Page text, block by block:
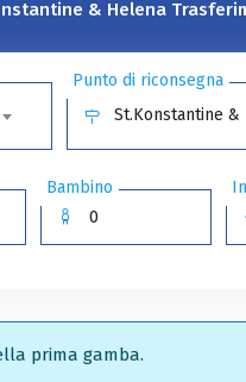
& Helena
Punto di riconsegna
St.Konstantine &
Bambino
prima gamba.